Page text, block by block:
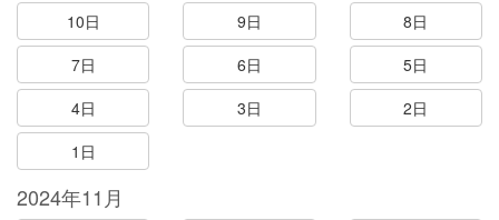
10日
9日
8日
7日
6日
5日
4日
3日
2日
1日
2024年11月